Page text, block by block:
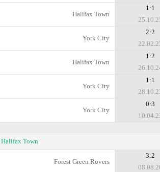
Halifax Town
1:1
York City
2:2
Halifax Town
1:2
York City
1:1
York City
0:3
Halifax Town
Forest Green Rovers
3:2